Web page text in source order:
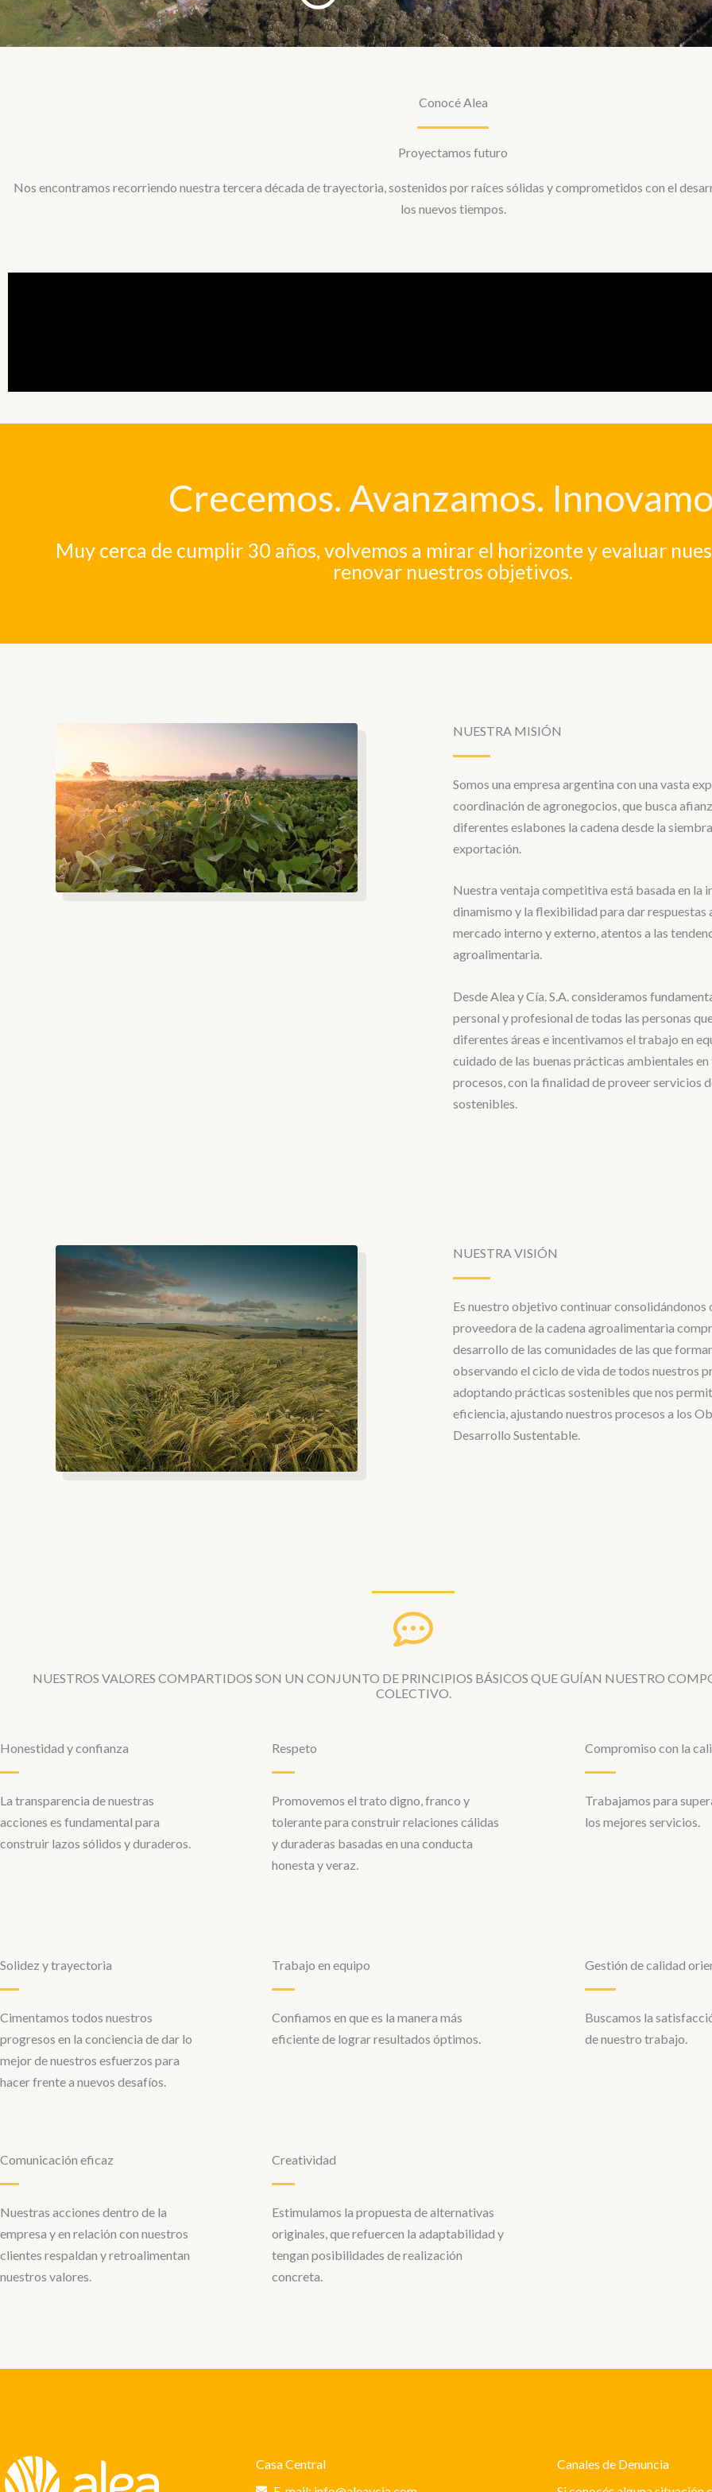
Conocé Alea
Proyectamos futuro
Nos encontramos recorriendo nuestra tercera década de trayectoria, sostenidos por raíces sólidas y comprometidos con el
los nuevos tiempos.
Crecemos. Avanzamos.
Muy cerca de cumplir 30 años, volvemos a mirar el horizonte y evaluar
renovar nuestros objetivos.
NUESTRA MISIÓN
Somos una empresa argentina con una vasta
coordinación de agronegocios, que busca
diferentes eslabones la cadena desde la
exportación.
Nuestra ventaja competitiva está basada en la
dinamismo y la flexibilidad para dar respuestas
mercado interno y externo, atentos a las
agroalimentaria.
Desde Alea y Cía. S.A. consideramos
personal y profesional de todas las personas
diferentes áreas e incentivamos el trabajo en
cuidado de las buenas prácticas ambientales
procesos, con la finalidad de proveer servicios
sostenibles.
NUESTRA VISIÓN
Es nuestro objetivo continuar consolidándonos
proveedora de la cadena agroalimentaria
desarrollo de las comunidades de las que
observando el ciclo de vida de todos nuestros
adoptando prácticas sostenibles que nos
eficiencia, ajustando nuestros procesos a los
Desarrollo Sustentable.
NUESTROS VALORES COMPARTIDOS SON UN CONJUNTO DE PRINCIPIOS BÁSICOS QUE GUÍAN NUESTRO
COLECTIVO.
Honestidad y confianza
La transparencia de nuestras
acciones es fundamental para
construir lazos sólidos y duraderos.
Respeto
Promovemos el trato digno, franco y
tolerante para construir relaciones cálidas
y duraderas basadas en una conducta
honesta y veraz.
Compromiso con la
Trabajamos para
los mejores servicios.
Solidez y trayectoria
Cimentamos todos nuestros
progresos en la conciencia de dar lo
mejor de nuestros esfuerzos para
hacer frente a nuevos desafíos.
Trabajo en equipo
Confiamos en que es la manera más
eficiente de lograr resultados óptimos.
Gestión de calidad
Buscamos la
de nuestro trabajo.
Comunicación eficaz
Nuestras acciones dentro de la
empresa y en relación con nuestros
clientes respaldan y retroalimentan
nuestros valores.
Creatividad
Estimulamos la propuesta de alternativas
originales, que refuercen la adaptabilidad y
tengan posibilidades de realización
concreta.
Casa Central
Canales de Denuncia